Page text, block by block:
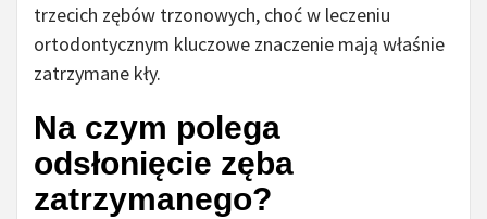
trzecich zębów trzonowych, choć w leczeniu
ortodontycznym kluczowe znaczenie mają właśnie
zatrzymane kły.
Na czym polega
odsłonięcie zęba
zatrzymanego?